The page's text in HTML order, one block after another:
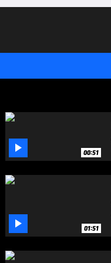
 00:51
 01:51